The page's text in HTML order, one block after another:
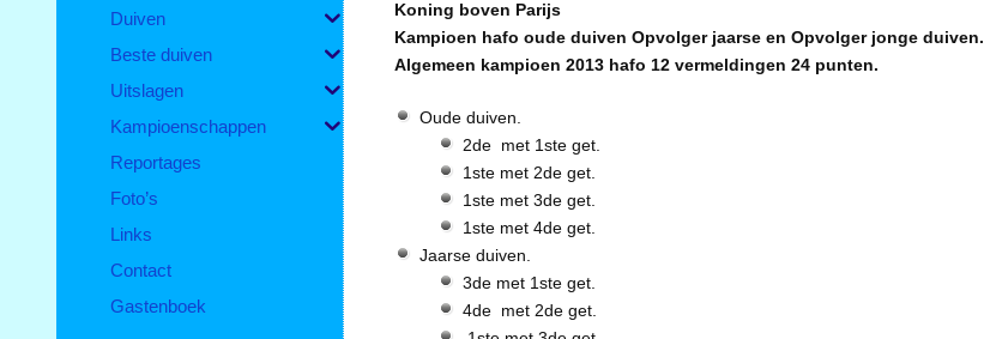
Koning boven Parijs
Kampioen hafo oude duiven Opvolger jaarse en Opvolger jonge duiven.
Algemeen kampioen 2013 hafo 12 vermeldingen 24 punten.
Oude duiven.
2de met 1ste get.
1ste met 2de get.
1ste met 3de get.
1ste met 4de get.
Jaarse duiven.
3de met 1ste get.
4de met 2de get.
Duiven
Beste duiven
Uitslagen
Kampioenschappen
Reportages
Foto’s
Links
Contact
Gastenboek